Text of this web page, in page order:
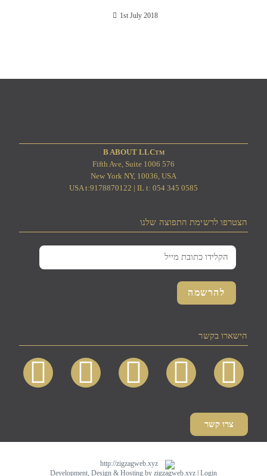
1st July 2018
B ABOUT LLCTM
576 Fifth Ave, Suite 1006
New York NY, 10036, USA
USA t:9178870122 | IL t: 054 345 0585
הצטרפו לרשימת התפוצה שלנו
הישארו בקשר
צרו קשר
Development, Design & Hosting by zigzagweb.xyz Login